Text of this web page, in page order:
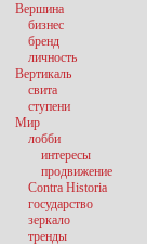
Вершина
бизнес
бренд
личность
Вертикаль
свита
ступени
Мир
лобби
интересы
продвижение
Contra Historia
государство
зеркало
тренды